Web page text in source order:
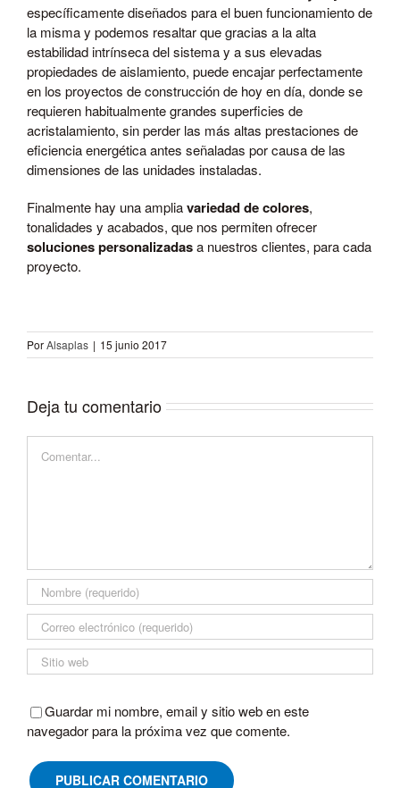
específicamente diseñados para el buen funcionamiento de
la misma y podemos resaltar que gracias a la alta
estabilidad intrínseca del sistema y a sus elevadas
propiedades de aislamiento, puede encajar perfectamente
en los proyectos de construcción de hoy en día, donde se
requieren habitualmente grandes superficies de
acristalamiento, sin perder las más altas prestaciones de
eficiencia energética antes señaladas por causa de las
dimensiones de las unidades instaladas.
Finalmente hay una ampliavariedad de colores,
tonalidades y acabados, que nos permiten ofrecer
soluciones personalizadasa nuestros clientes, para cada
proyecto.
PorAlsaplas | 15 junio 2017
Deja tu comentario
Guardar mi nombre, email y sitio web en este
navegador para la próxima vez que comente.